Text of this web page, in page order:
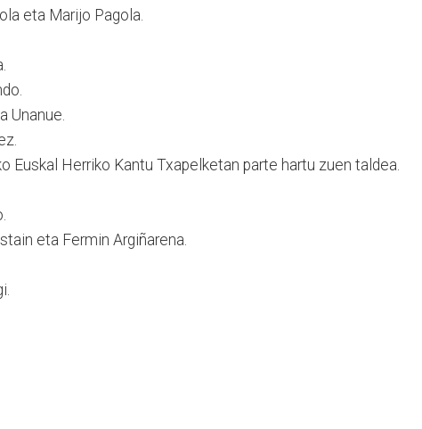
eta Marijo Pagola.
Unanue.
Euskal Herriko Kantu Txapelketan parte hartu zuen taldea.
eta Fermin Argiñarena.